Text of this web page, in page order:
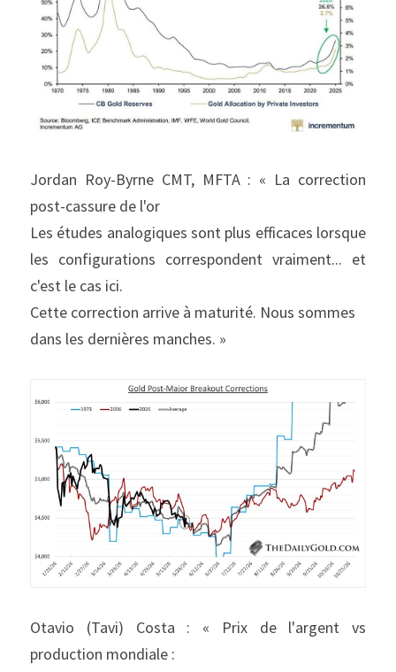
Jordan Roy-Byrne CMT, MFTA : « La correction
post-cassure de l'or
Les études analogiques sont plus efficaces lorsque
les configurations correspondent vraiment... et
c'est le cas ici.
Cette correction arrive à maturité. Nous sommes
dans les dernières manches. »
Otavio (Tavi) Costa : « Prix de l'argent vs
production mondiale :